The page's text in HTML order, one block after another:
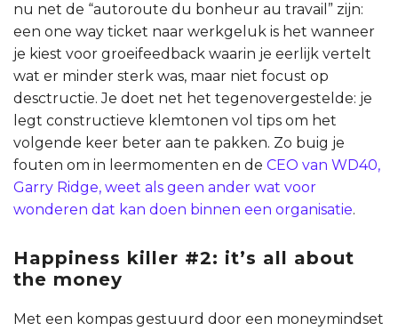
nu net de “autoroute du bonheur au travail” zijn:
een one way ticket naar werkgeluk is het wanneer
je kiest voor groeifeedback waarin je eerlijk vertelt
wat er minder sterk was, maar niet focust op
desctructie. Je doet net het tegenovergestelde: je
legt constructieve klemtonen vol tips om het
volgende keer beter aan te pakken. Zo buig je
fouten om in leermomenten en de CEO van WD40,
Garry Ridge, weet als geen ander wat voor
wonderen dat kan doen binnen een organisatie.
Happiness killer #2: it’s all about
the money
Met een kompas gestuurd door een moneymindset